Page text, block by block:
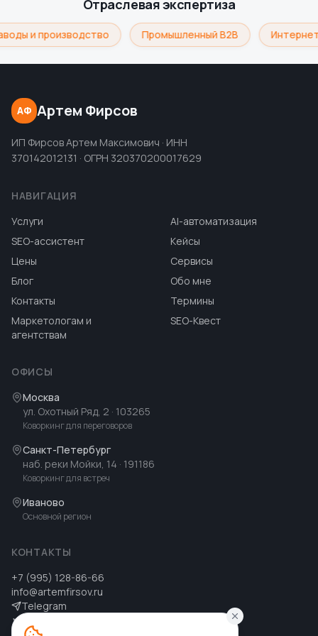
Отраслевая экспертиза
и производство Промышленный B2B
АФ Артем Фирсов
ИП Фирсов Артем Максимович · ИНН
370142012131 · ОГРН 320370200017629
НАВИГАЦИЯ
Услуги
AI-автоматизация
SEO-ассистент
Кейсы
Цены
Сервисы
Блог
Обо мне
Контакты
Термины
Маркетологам и
агентствам
SEO-Квест
ОФИСЫ
Москва
ул. Охотный Ряд, 2 · 103265
Коворкинг для переговоров
Санкт-Петербург
наб. реки Мойки, 14 · 191186
Коворкинг для встреч
Иваново
Основной регион
КОНТАКТЫ
+7 (995) 128-86-66
info@artemfirsov.ru
Telegram